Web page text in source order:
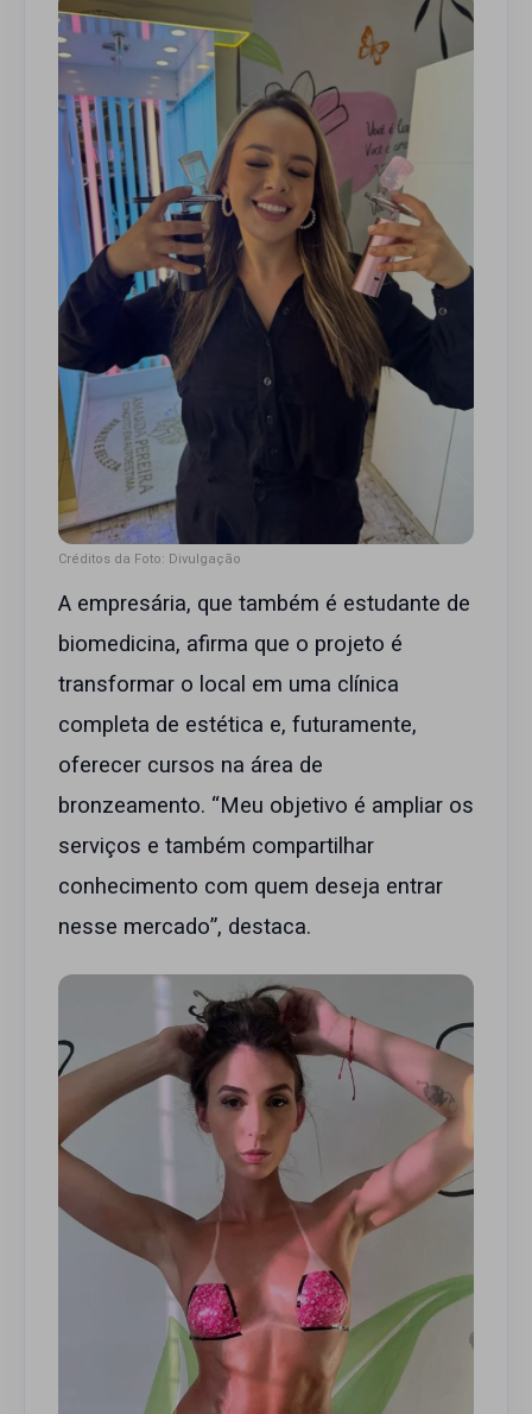
Créditos da Foto: Divulgação
A empresária, que também é estudante de
biomedicina, afirma que o projeto é
transformar o local em uma clínica
completa de estética e, futuramente,
oferecer cursos na área de
bronzeamento. “Meu objetivo é ampliar os
serviços e também compartilhar
conhecimento com quem deseja entrar
nesse mercado”, destaca.